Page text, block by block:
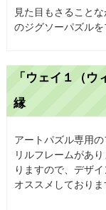
見た目もさること
のジグソーパズルを
「ウェイ１（
縁
アートパズル専用
リルフレームがあ
りますので、デザ
オススメしておりま